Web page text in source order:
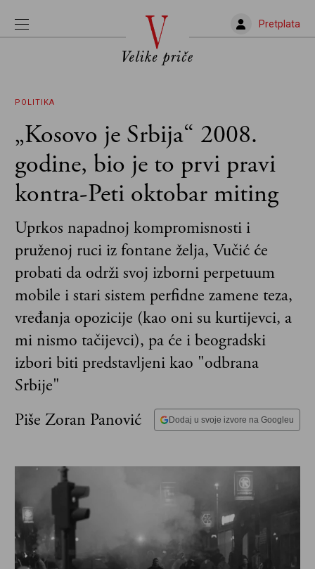
Pretplata
POLITIKA
„Kosovo je Srbija“ 2008.
godine, bio je to prvi pravi
kontra-Peti oktobar miting
Uprkos napadnoj kompromisnosti i
pruženoj ruci iz fontane želja, Vučić će
probati da održi svoj izborni perpetuum
mobile i stari sistem perfidne zamene teza,
vređanja opozicije (kao oni su kurtijevci, a
mi nismo tačijevci), pa će i beogradski
izbori biti predstavljeni kao "odbrana
Srbije"
Piše Zoran Panović
Dodaj u svoje izvore na Googleu